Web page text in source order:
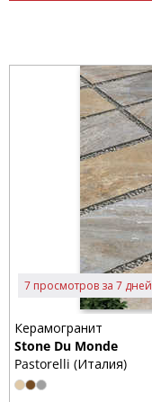
7 просмотров за 7 дней
Керамогранит
Stone Du Monde
Pastorelli (Италия)